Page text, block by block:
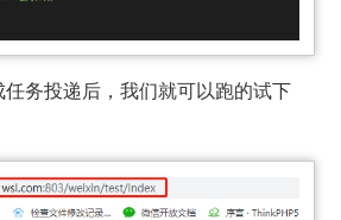
任务投递后，我们就可以跑的试下